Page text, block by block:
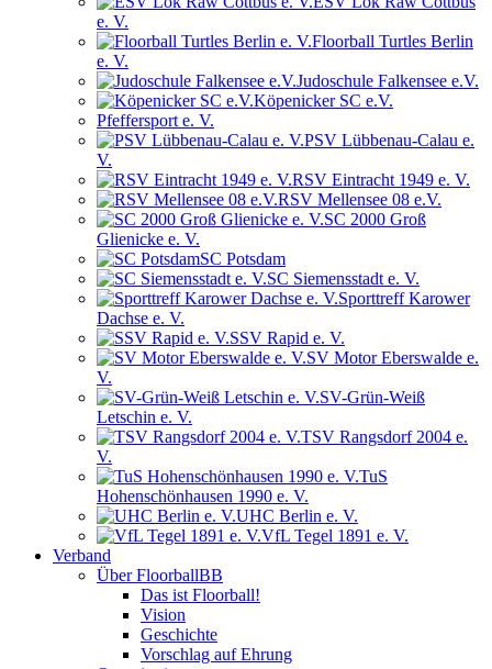
e. V.
Floorball Turtles Berlin
e. V.
Judoschule Falkensee e.V.
Köpenicker SC e.V.
Pfeffersport e. V.
PSV Lübbenau-Calau e.
V.
RSV Eintracht 1949 e. V.
RSV Mellensee 08 e.V.
SC 2000 Groß
Glienicke e. V.
SC Potsdam
SC Siemensstadt e. V.
Sporttreff Karower
Dachse e. V.
SSV Rapid e. V.
SV Motor Eberswalde e.
V.
SV-Grün-Weiß
Letschin e. V.
TSV Rangsdorf 2004 e.
V.
TuS
Hohenschönhausen 1990 e. V.
UHC Berlin e. V.
VfL Tegel 1891 e. V.
Verband
Über FloorballBB
Das ist Floorball!
Vision
Geschichte
Vorschlag auf Ehrung